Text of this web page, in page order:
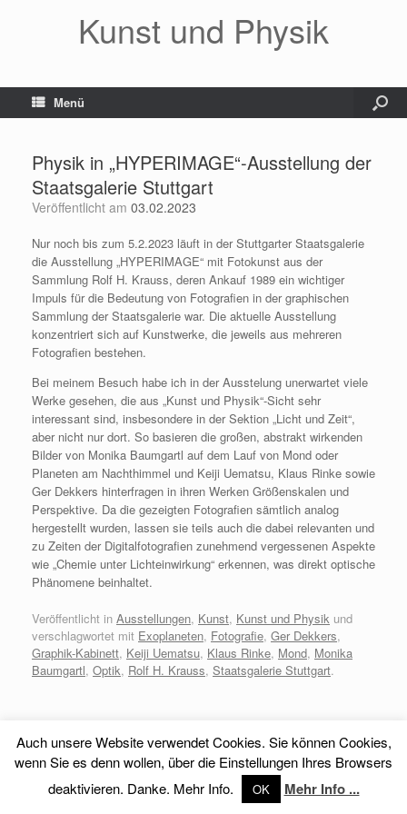
Kunst und Physik
Menü
Physik in „HYPERIMAGE“-Ausstellung der
Staatsgalerie Stuttgart
Veröffentlicht am 03.02.2023
Nur noch bis zum 5.2.2023 läuft in der Stuttgarter Staatsgalerie
die Ausstellung „HYPERIMAGE“ mit Fotokunst aus der
Sammlung Rolf H. Krauss, deren Ankauf 1989 ein wichtiger
Impuls für die Bedeutung von Fotografien in der graphischen
Sammlung der Staatsgalerie war. Die aktuelle Ausstellung
konzentriert sich auf Kunstwerke, die jeweils aus mehreren
Fotografien bestehen.
Bei meinem Besuch habe ich in der Ausstelung unerwartet viele
Werke gesehen, die aus „Kunst und Physik“-Sicht sehr
interessant sind, insbesondere in der Sektion „Licht und Zeit“,
aber nicht nur dort. So basieren die großen, abstrakt wirkenden
Bilder von Monika Baumgartl auf dem Lauf von Mond oder
Planeten am Nachthimmel und Keiji Uematsu, Klaus Rinke sowie
Ger Dekkers hinterfragen in ihren Werken Größenskalen und
Perspektive. Da die gezeigten Fotografien sämtlich analog
hergestellt wurden, lassen sie teils auch die dabei relevanten und
zu Zeiten der Digitalfotografien zunehmend vergessenen Aspekte
wie „Chemie unter Lichteinwirkung“ erkennen, was direkt optische
Phänomene beinhaltet.
Veröffentlicht in Ausstellungen, Kunst, Kunst und Physik und
verschlagwortet mit Exoplaneten, Fotografie, Ger Dekkers,
Graphik-Kabinett, Keiji Uematsu, Klaus Rinke, Mond, Monika
Baumgartl, Optik, Rolf H. Krauss, Staatsgalerie Stuttgart.
Impressum-Datenschutz
Auch unsere Website verwendet Cookies. Sie können Cookies,
wenn Sie es denn wollen, über die Einstellungen Ihres Browsers
deaktivieren. Danke. Mehr Info.
OK Mehr Info ...